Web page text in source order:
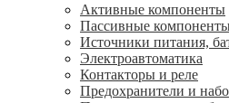
Активные компоненты
Пассивные
Источники питания,
Электроавтоматика
Контакторы и реле
Предохранители и